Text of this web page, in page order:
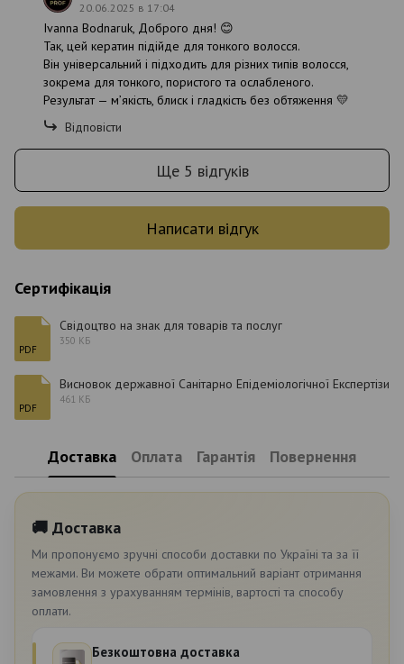
20.06.2025 в 17:04
Ivanna Bodnaruk, Доброго дня! 😊
Так, цей кератин підійде для тонкого волосся.
Він універсальний і підходить для різних типів волосся,
зокрема для тонкого, пористого та ослабленого.
Результат — м’якість, блиск і гладкість без обтяження 💛
Відповісти
Ще 5 відгуків
Написати відгук
Сертифікація
PDF
Свідоцтво на знак для товарів та послуг
350 КБ
PDF
Висновок державної Санітарно Епідеміологічної Експертізи
461 КБ
Доставка Оплата Гарантія Повернення
🚚 Доставка
Ми пропонуємо зручні способи доставки по Україні та за її
межами. Ви можете обрати оптимальний варіант отримання
замовлення з урахуванням термінів, вартості та способу
оплати.
Безкоштовна доставка